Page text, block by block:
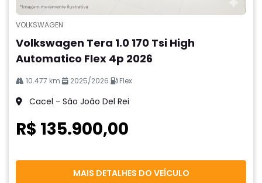
VOLKSWAGEN
Volkswagen Tera 1.0 170 Tsi High
Automatico Flex 4p 2026
10.477 km 2025/2026 Flex
Cacel - São João Del Rei
R$ 135.900,00
MAIS DETALHES DO VEÍCULO